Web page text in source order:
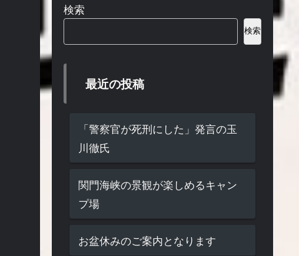
検索
検索
最近の投稿
「警察官が死刑にした」発言の玉
川徹氏
関門海峡の景観が楽しめるキャン
プ場
お盆休みのご案内となります